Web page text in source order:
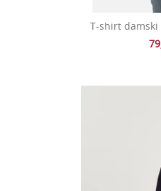
T-shirt damski